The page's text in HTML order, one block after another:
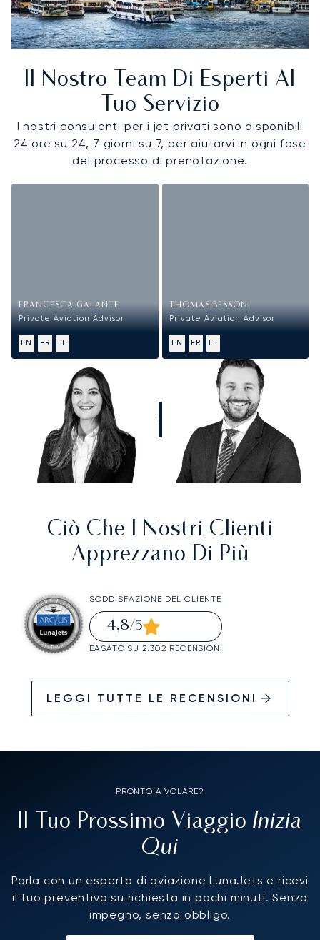
Il Nostro Team Di Esperti Al
Tuo Servizio
I nostri consulenti per i jet privati sono disponibili
24 ore su 24, 7 giorni su 7, per aiutarvi in ogni fase
del processo di prenotazione.
FRANCESCA GALANTE
Private Aviation Advisor
EN FR IT
THOMAS BESSON
Private Aviation Advisor
EN FR IT
CHIAMATECI
Ciò Che I Nostri Clienti
Apprezzano Di Più
SODDISFAZIONE DEL CLIENTE
4,8/5
BASATO SU 2.302 RECENSIONI
LEGGI TUTTE LE RECENSIONI
PRONTO A VOLARE?
Il Tuo Prossimo Viaggio Inizia
Qui
Parla con un esperto di aviazione LunaJets e ricevi
il tuo preventivo su richiesta in pochi minuti. Senza
impegno, senza obbligo.